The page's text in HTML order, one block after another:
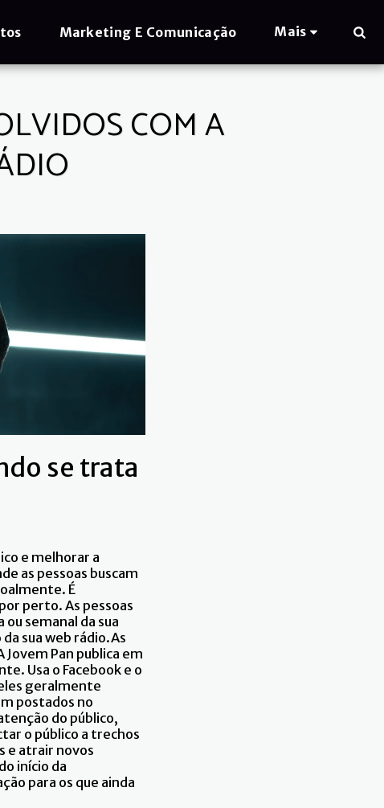
Marketing E Comunicação Mais
COM A
se trata
e melhorar a
as pessoas buscam
É
perto. As pessoas
semanal da sua
sua web rádio.As
Pan publica em
Usa o Facebook e o
geralmente
postados no
do público,
o público a trechos
e atrair novos
início da
para os que ainda